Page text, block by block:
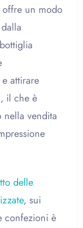
un modo
attirare
il che è
nella vendita
delle
, sui
confezioni è